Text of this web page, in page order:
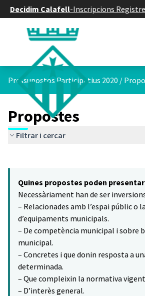
Decidim Calafell-Inscripcions
Pressupostos Participatius 2020 /
Propostes
Filtrar i cercar
−
Quines propostes poden
Necessàriament han de ser
– Relacionades amb l’espai públic o
d’equipaments municipals.
– De competència municipal i sobre
municipal.
– Concretes i que donin resposta a
determinada.
– Que compleixin la normativa
– D’interès general.